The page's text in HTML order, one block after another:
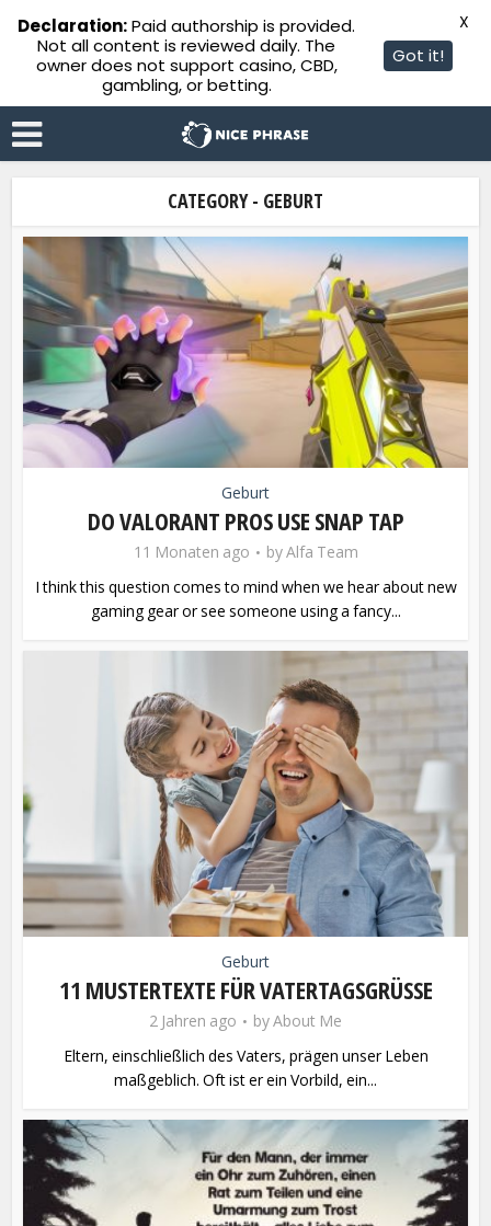
CATEGORY - GEBURT
Geburt
DO VALORANT PROS USE SNAP TAP
11 Monaten ago byAlfa Team
I think this question comes to mind when we hear about new
gaming gear or see someone using a fancy...
Geburt
11 MUSTERTEXTE FÜR VATERTAGSGRÜSSE
2 Jahren ago byAbout Me
Eltern, einschließlich des Vaters, prägen unser Leben
maßgeblich. Oft ist er ein Vorbild, ein...
Declaration:Paid authorship is provided.
Not all content is reviewed daily. The
owner does not support casino, CBD,
gambling, or betting.
Got it!
X